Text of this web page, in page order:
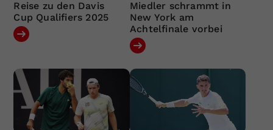
Reise zu den Davis
Cup Qualifiers 2025
Miedler schrammt in
New York am
Achtelfinale vorbei